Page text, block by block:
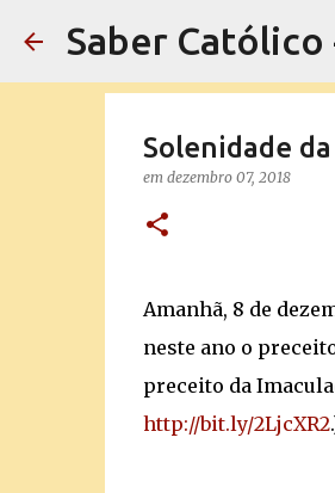
Saber
Solenidade
em dezembro 07, 2018
Amanhã, 8 de
neste ano o
preceito da
http://bit.ly/2LjcXR2